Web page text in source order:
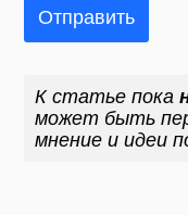
Отправить
К статье пока
может быть
мнение и идеи